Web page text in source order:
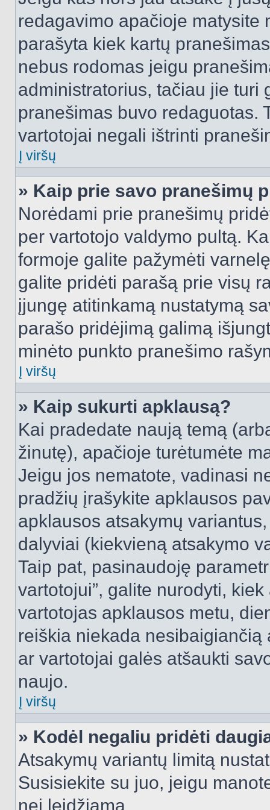
redagavimo apačioje matysite
parašyta kiek kartų
nebus rodomas jeigu
administratorius, tačiau jie turi
pranešimas buvo redaguotas.
vartotojai negali ištrinti
Į viršų
» Kaip prie savo pranešimų
Norėdami prie pranešimų
per vartotojo valdymo pultą.
formoje galite pažymėti
galite pridėti parašą prie visų
įjungę atitinkamą nustatymą
parašo pridėjimą galimą
minėto punkto pranešimo
Į viršų
» Kaip sukurti apklausą?
Kai pradedate naują temą
žinutę), apačioje turėtumėte
Jeigu jos nematote, vadinasi
pradžių įrašykite apklausos
apklausos atsakymų
dalyviai (kiekvieną atsakymo
Taip pat, pasinaudoję
vartotojui”, galite nurodyti,
vartotojas apklausos metu,
reiškia niekada
ar vartotojai galės atšaukti
naujo.
Į viršų
» Kodėl negaliu pridėti
Atsakymų variantų limitą
Susisiekite su juo, jeigu
nei leidžiama.